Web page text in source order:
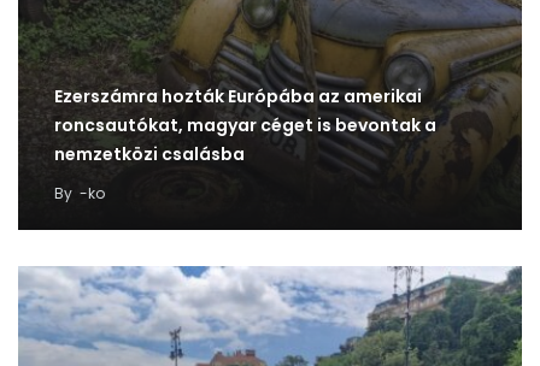
Ezerszámra hozták Európába az amerikai
roncsautókat, magyar céget is bevontak a
nemzetközi csalásba
By -ko